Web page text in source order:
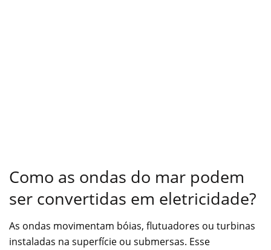
Como as ondas do mar podem
ser convertidas em eletricidade?
As ondas movimentam bóias, flutuadores ou turbinas
instaladas na superfície ou submersas. Esse